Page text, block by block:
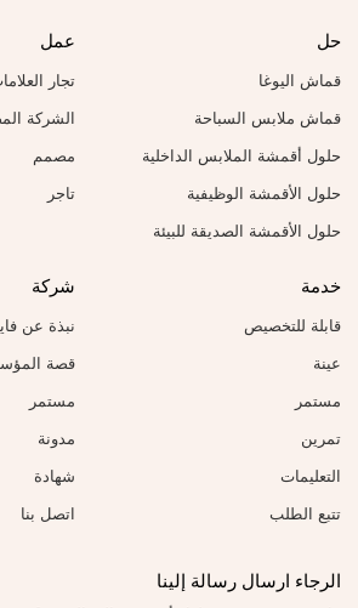
حل
قماش اليوغا
قماش ملابس السباحة
حلول أقمشة الملابس الداخلية
حلول الأقمشة الوظيفية
حلول الأقمشة الصديقة للبيئة
عمل
تجار
الشركة
مصمم
تاجر
خدمة
قابلة للتخصيص
عينة
مستمر
تمرين
التعليمات
تتبع الطلب
شركة
نبذة عن
قصة
مستمر
مدونة
شهادة
اتصل بنا
الرجاء ارسال رسالة إلينا